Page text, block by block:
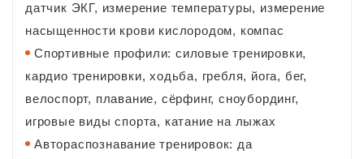
датчик ЭКГ, измерение температуры, измерение
насыщенности крови кислородом, компас
Спортивные профили: силовые тренировки,
кардио тренировки, xодьба, гребля, йога, бег,
велоспорт, плавание, сёрфинг, сноубординг,
игровые виды спорта, катание на лыжах
Автораспознавание тренировок: да